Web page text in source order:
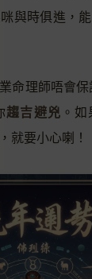
與時俱進，
命理師唔會保
趨吉避兇 。
就要小心喇！